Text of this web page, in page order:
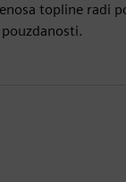
topline radi